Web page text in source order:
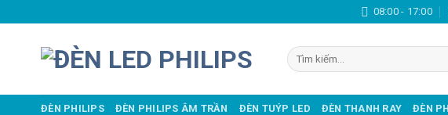
qua
08:00 - 17:00
Tìm
kiếm:
ĐÈN PHILIPS ĐÈN PHILIPS ÂM TRẦN ĐÈN TUÝP LED ĐÈN THANH RAY ĐÈN